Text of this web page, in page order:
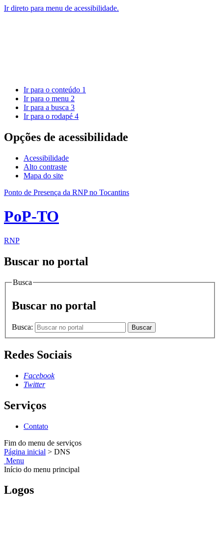
Ir direto para menu de acessibilidade.
Ir para o conteúdo 1
Ir para o menu 2
Ir para a busca 3
Ir para o rodapé 4
Opções de acessibilidade
Acessibilidade
Alto contraste
Mapa do site
Ponto de Presença da RNP no Tocantins
PoP-TO
RNP
Buscar no portal
Busca
Buscar no portal
Busca: Buscar
Redes Sociais
Facebook
Twitter
Serviços
Contato
Fim do menu de serviços
Página inicial > DNS
Menu
Início do menu principal
Logos